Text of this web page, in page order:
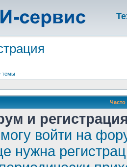
темы
и
войти на
нужна